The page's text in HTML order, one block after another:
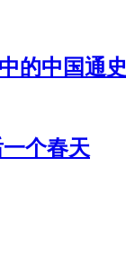
的中国通史
个春天